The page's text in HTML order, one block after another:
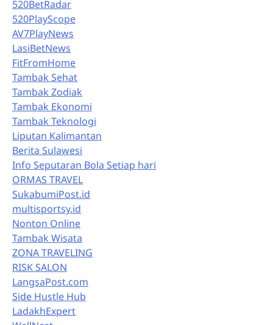
520BetRadar
520PlayScope
AV7PlayNews
LasiBetNews
FitFromHome
Tambak Sehat
Tambak Zodiak
Tambak Ekonomi
Tambak Teknologi
Liputan Kalimantan
Berita Sulawesi
Info Seputaran Bola Setiap hari
ORMAS TRAVEL
SukabumiPost.id
multisportsy.id
Nonton Online
Tambak Wisata
ZONA TRAVELING
RISK SALON
LangsaPost.com
Side Hustle Hub
LadakhExpert